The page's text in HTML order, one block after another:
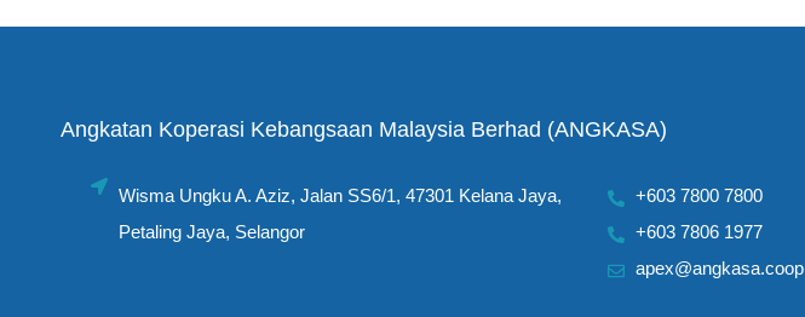
Angkatan Koperasi Kebangsaan Malaysia Berhad (ANGKASA)
Wisma Ungku A. Aziz, Jalan SS6/1, 47301 Kelana Jaya,
Petaling Jaya, Selangor
+603 7800 7800
+603 7806 1977
apex@angkasa.coop